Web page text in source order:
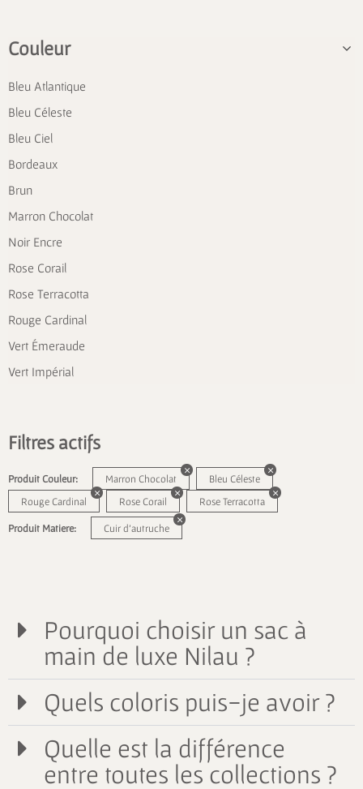
Couleur
Bleu Atlantique
Bleu Céleste
Bleu Ciel
Bordeaux
Brun
Marron Chocolat
Noir Encre
Rose Corail
Rose Terracotta
Rouge Cardinal
Vert Émeraude
Vert Impérial
Filtres actifs
Produit Couleur: Marron Chocolat
Bleu Céleste
Rouge Cardinal
Rose Corail Rose Terracotta
Produit Matiere: Cuir d'autruche
Pourquoi choisir un sac à
main de luxe Nilau ?
Quels coloris puis-je avoir ?
Quelle est la différence
entre toutes les collections ?